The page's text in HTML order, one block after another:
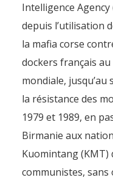
Intelligence
depuis l’utilisation
la mafia corse
dockers français
mondiale,
la résistance des
1979 et 1989, en
Birmanie aux
Kuomintang (KMT)
communistes,